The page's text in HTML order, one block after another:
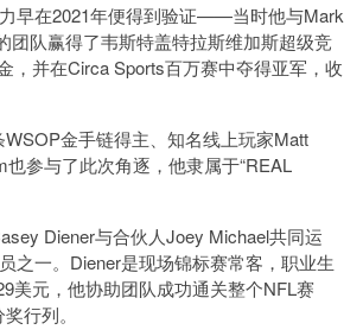
早在2021年便得到验证——当时他与Mark
团队赢得了韦斯特盖特拉斯维加斯超级竞
，并在Circa Sports百万赛中夺得亚军，收
金手链得主、知名线上玩家Matt
也参与了此次角逐，他隶属于“REAL
Diener与合伙人Joey Michael共同运
之一。Diener是现场锦标赛常客，职业生
美元，他协助团队成功通关整个NFL赛
行列。